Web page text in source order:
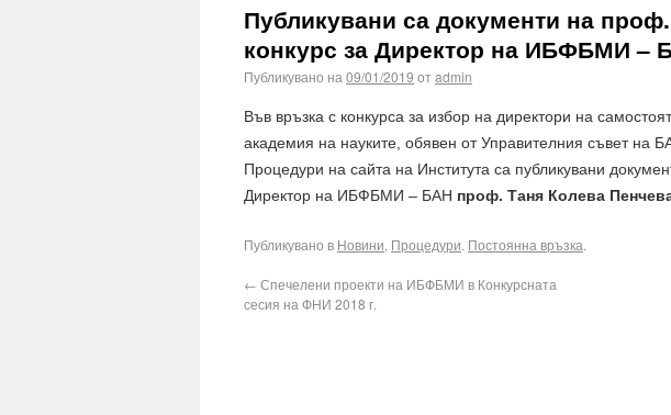
Публикувани са документи на
конкурс за Директор на ИБФБМИ –
Публикувано на 09/01/2019 отadmin
Във връзка с конкурса за избор на директори на
академия на науките, обявен от Управителния съвет на
Процедури на сайта на Института са публикувани
Директор на ИБФБМИ – БАН проф. Таня Колева
Публикувано в Новини, Процедури. Постоянна връзка.
← Спечелени проекти на ИБФБМИ в Конкурсната
сесия на ФНИ 2018 г.